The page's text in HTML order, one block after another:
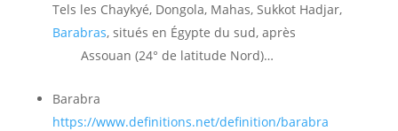
Tels les Chaykyé, Dongola, Mahas, Sukkot Hadjar,
Barabras, situés en Égypte du sud, après
Assouan (24° de latitude Nord)…
Barabra
https://www.definitions.net/definition/barabra